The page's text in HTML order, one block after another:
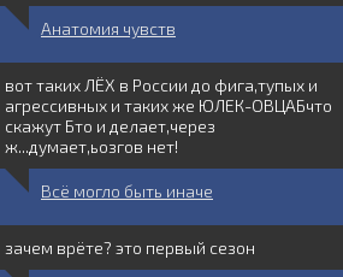
Анатомия чувств
вот таких ЛЁХ в России до фига,тупых и
агрессивных и таких же ЮЛЕК-ОВЦАБчто
скажут Бто и делает,через
ж...думает,ьозгов нет!
Всё могло быть иначе
зачем врёте? это первый сезон